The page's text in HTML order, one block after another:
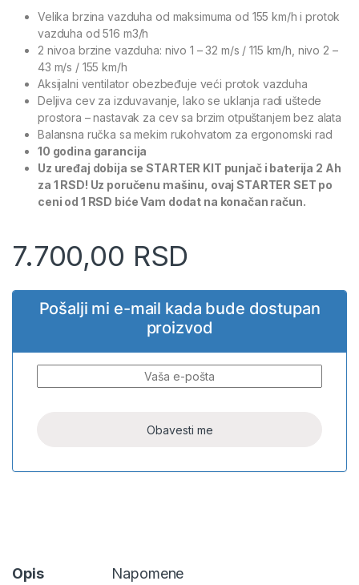
Velika brzina vazduha od maksimuma od 155 km/h i protok
vazduha od 516 m3/h
2 nivoa brzine vazduha: nivo 1 – 32 m/s / 115 km/h, nivo 2 –
43 m/s / 155 km/h
Aksijalni ventilator obezbeđuje veći protok vazduha
Deljiva cev za izduvavanje, lako se uklanja radi uštede
prostora – nastavak za cev sa brzim otpuštanjem bez alata
Balansna ručka sa mekim rukohvatom za ergonomski rad
10 godina garancija
Uz uređaj dobija se STARTER KIT punjač i baterija 2 Ah
za 1 RSD! Uz poručenu mašinu, ovaj STARTER SET po
ceni od 1 RSD biće Vam dodat na konačan račun.
7.700,00 RSD
Pošalji mi e-mail kada bude dostupan
proizvod
Opis Napomene